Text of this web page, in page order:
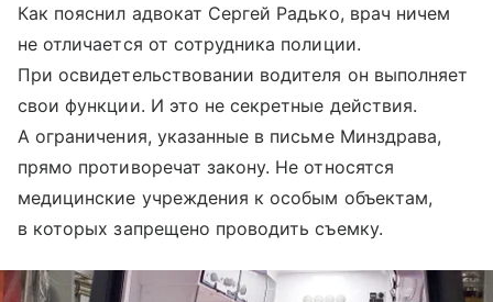
Как пояснил адвокат Сергей Радько, врач ничем
не отличается от сотрудника полиции.
При освидетельствовании водителя он выполняет
свои функции. И это не секретные действия.
А ограничения, указанные в письме Минздрава,
прямо противоречат закону. Не относятся
медицинские учреждения к особым объектам,
в которых запрещено проводить съемку.